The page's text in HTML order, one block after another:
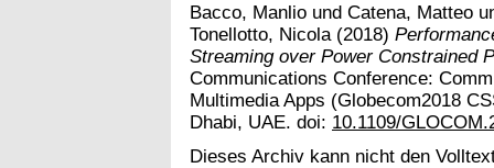
Bacco, Manlio und Catena, Matteo
Tonellotto, Nicola (2018)
Streaming over Power Constrained
Communications Conference:
Multimedia Apps (Globecom2018
Dhabi, UAE. doi: 10.1109/
Dieses Archiv kann nicht den